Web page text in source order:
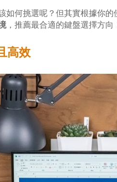
如何挑選呢？但其實根據你
，推薦最合適的鍵盤選擇方向
高效